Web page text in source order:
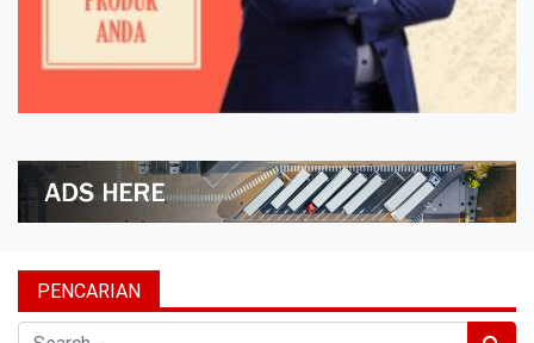
PENCARIAN
Search